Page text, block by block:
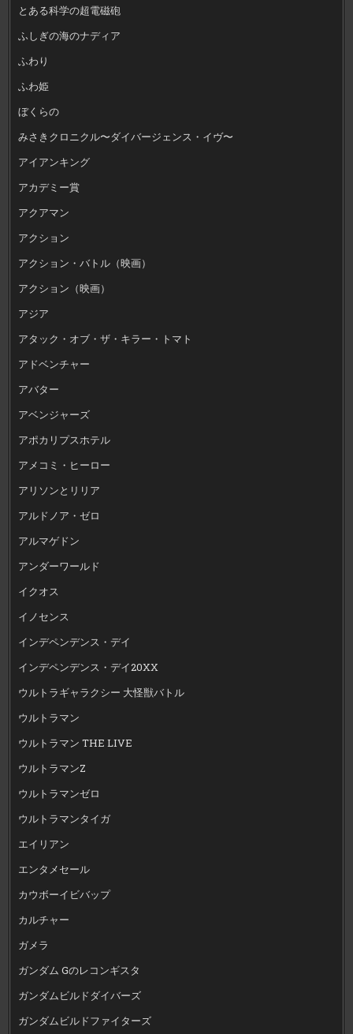
とある科学の超電磁砲
ふしぎの海のナディア
ふわり
ふわ姫
ぼくらの
みさきクロニクル〜ダイバージェンス・イヴ〜
アイアンキング
アカデミー賞
アクアマン
アクション
アクション・バトル（映画）
アクション（映画）
アジア
アタック・オブ・ザ・キラー・トマト
アドベンチャー
アバター
アベンジャーズ
アポカリプスホテル
アメコミ・ヒーロー
アリソンとリリア
アルドノア・ゼロ
アルマゲドン
アンダーワールド
イクオス
イノセンス
インデペンデンス・デイ
インデペンデンス・デイ20XX
ウルトラギャラクシー 大怪獣バトル
ウルトラマン
ウルトラマン THE LIVE
ウルトラマンZ
ウルトラマンゼロ
ウルトラマンタイガ
エイリアン
エンタメセール
カウボーイビバップ
カルチャー
ガメラ
ガンダム Gのレコンギスタ
ガンダムビルドダイバーズ
ガンダムビルドファイターズ